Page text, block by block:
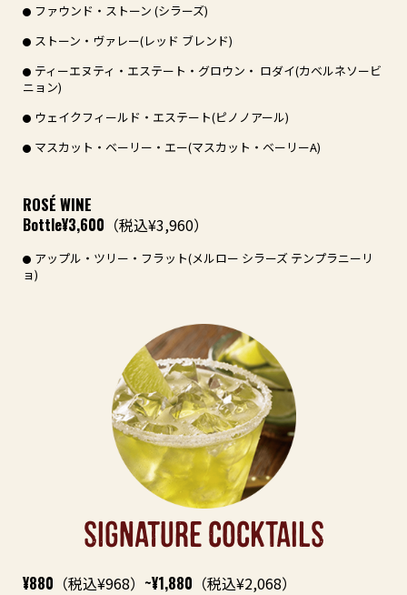
ファウンド・ストーン (シラーズ)
ストーン・ヴァレー(レッド ブレンド)
ティーエヌティ・エステート・グロウン・ ロダイ(カベルネソービ
ニョン)
ウェイクフィールド・エステート(ピノノアール)
マスカット・ベーリー・エー(マスカット・ベーリーA)
ROSÉ WINE
Bottle¥3,600 （税込¥3,960）
アップル・ツリー・フラット(メルロー シラーズ テンプラニーリ
ョ)
SIGNATURE COCKTAILS
¥880 （税込¥968） ~¥1,880 （税込¥2,068）